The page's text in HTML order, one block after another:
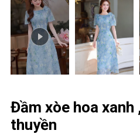
Đầm xòe hoa xanh ,tay rũ, cổ
thuyền